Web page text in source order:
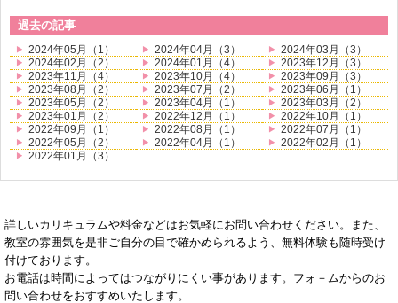
過去の記事
2024年05月（1） 2024年04月（3）
2024年03月（3）
2024年02月（2）
2024年01月（4）
2023年12月（3）
2023年11月（4）
2023年10月（4）
2023年09月（3）
2023年08月（2）
2023年07月（2）
2023年06月（1）
2023年05月（2）
2023年04月（1）
2023年03月（2）
2023年01月（2）
2022年12月（1）
2022年10月（1）
2022年09月（1）
2022年08月（1）
2022年07月（1）
2022年05月（2）
2022年04月（1）
2022年02月（1）
2022年01月（3）
詳しいカリキュラムや料金などはお気軽にお問い合わせください。また、
教室の雰囲気を是非ご自分の目で確かめられるよう、無料体験も随時受け
付けております。
お電話は時間によってはつながりにくい事があります。フォ－ムからのお
問い合わせをおすすめいたします。